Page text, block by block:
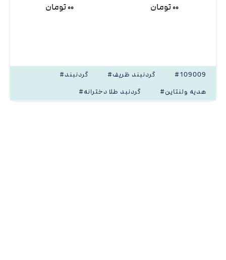
۰۰ تومان ۰۰ تومان
#109009 #گردنبند ظریف
#گردنبند
#هدیه ولنتاین
#گردنبد طلا دخترانه